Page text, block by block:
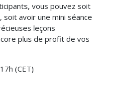
vous pouvez soit
avoir une mini séance
leçons
plus de profit de vos
(CET)